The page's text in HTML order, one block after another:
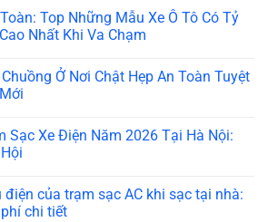
Top Những Mẫu Xe Ô Tô Có Tỷ
Nhất Khi Va Chạm
Ở Nơi Chật Hẹp An Toàn Tuyệt
Sạc Xe Điện Năm 2026 Tại Hà Nội:
điện của trạm sạc AC khi sạc tại nhà:
chi tiết